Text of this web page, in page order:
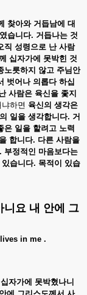
찾아와 거듭남에 대
습니다. 거듭나는 것
직 성령으로 난 사람
십자가에 못박힌 것
노릇하지 않고 주님안
벗어나 의롭다 하십
사람은 육신을 좇지
냐하면 육신의 생각은
일을 생각합니다. 거
은 일을 할려고 노력
합니다. 다른 사람을
부정적인 마음보다는
있습니다. 목적이 있습
니요 내 안에 그
in me .
십자가에 못박혔나니